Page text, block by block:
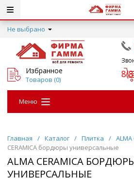
Не выбрано
Избранное
Товаров (0)
Меню
Главная / Каталог / Плитка / ALMA
CERAMICA бордюры универсальные
ALMA CERAMICA
УНИВЕРСАЛЬНЫЕ